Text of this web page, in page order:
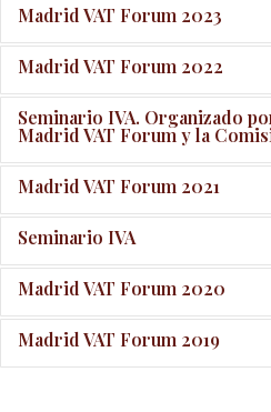
Madrid VAT Forum 2023
Madrid VAT Forum 2022
Seminario IVA. Organizado
Madrid VAT Forum y la
Madrid VAT Forum 2021
Seminario IVA
Madrid VAT Forum 2020
Madrid VAT Forum 2019